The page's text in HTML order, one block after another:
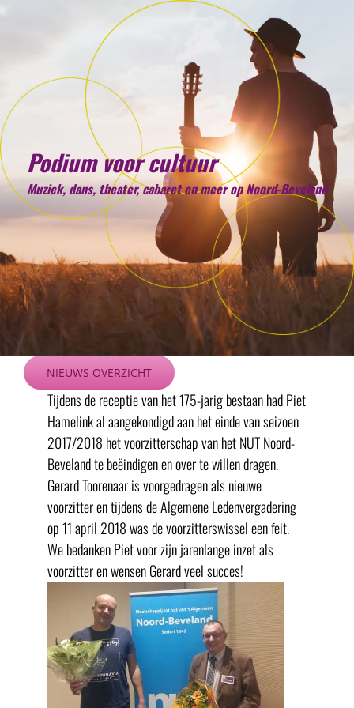
Podium voor cultuur
Muziek, dans, theater, cabaret en meer op Noord-Beveland
NIEUWS OVERZICHT
Tijdens de receptie van het 175-jarig bestaan had Piet
Hamelink al aangekondigd aan het einde van seizoen
2017/2018 het voorzitterschap van het NUT Noord-
Beveland te beëindigen en over te willen dragen.
Gerard Toorenaar is voorgedragen als nieuwe
voorzitter en tijdens de Algemene Ledenvergadering
op 11 april 2018 was de voorzitterswissel een feit.
We bedanken Piet voor zijn jarenlange inzet als
voorzitter en wensen Gerard veel succes!